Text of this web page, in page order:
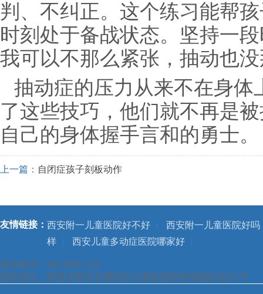
判、不纠正。这个练习能帮
时刻处于备战状态。坚持一
我可以不那么紧张，抽动也
抽动症的压力从来不在身
了这些技巧，他们就不再是
自己的身体握手言和的勇士。
上一篇： 自闭症孩子刻板动作
友情链接： 西安附一儿童医院好不好 |
西安附一儿童医院好吗
样
| 西安儿童多动症医院哪家好 |
咨询电话：400-8699-120
医院地址：陕西省西安市雁塔区大寨路西段铭城国际社区1号